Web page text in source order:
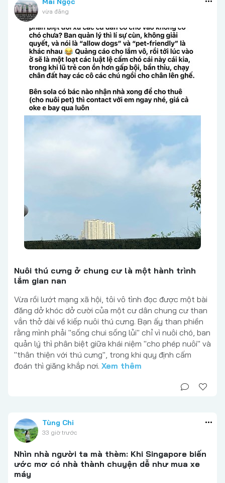
vừa đăng
Nuôi thú cưng ở chung cư là một hành trình
lắm gian nan
Vừa rồi lướt mạng xã hội, tôi vô tình đọc được một bài
đăng dở khóc dở cười của một cư dân chung cư than
vắn thở dài về kiếp nuôi thú cưng. Bạn ấy than phiền
rằng mình phải "sống chui sống lủi" chỉ vì nuôi chó, ban
quản lý thì phân biệt giữa khái niệm "cho phép nuôi" và
"thân thiện với thú cưng", trong khi quy định cấm
đoán thì giăng khắp nơi. Xem thêm
Tùng Chi
33 giờ trước
Nhìn nhà người ta mà thèm: Khi Singapore biến
ước mơ có nhà thành chuyện dễ như mua xe
máy